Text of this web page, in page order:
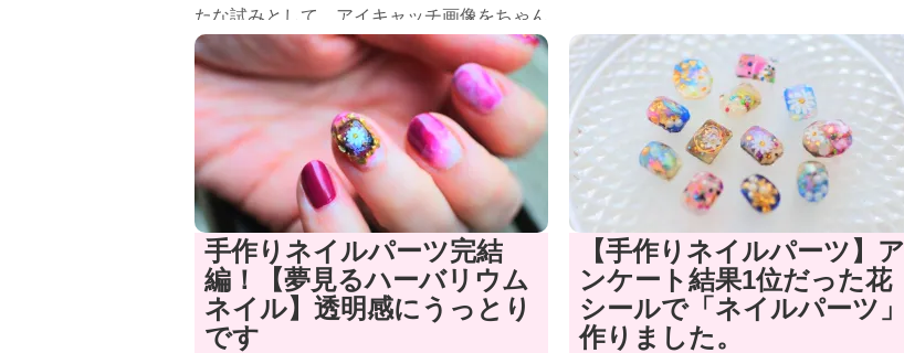
たな試みとして、アイキャッチ画像をちゃん
と作ってみることにしましたよ～(上の写真
です)...
手作りネイルパーツ完結
編！【夢見るハーバリウム
ネイル】透明感にうっとり
です
【手作りネイルパーツ】ア
ンケート結果1位だった花
シールで「ネイルパーツ」
作りました。